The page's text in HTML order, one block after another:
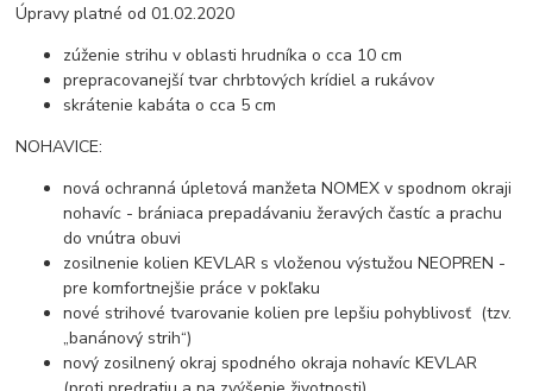
Úpravy platné od 01.02.2020
zúženie strihu v oblasti hrudníka o cca 10 cm
prepracovanejší tvar chrbtových krídiel a rukávov
skrátenie kabáta o cca 5 cm
NOHAVICE:
nová ochranná úpletová manžeta NOMEX v spodnom okraji
nohavíc - brániaca prepadávaniu žeravých častíc a prachu
do vnútra obuvi
zosilnenie kolien KEVLAR s vloženou výstužou NEOPREN -
pre komfortnejšie práce v pokľaku
nové strihové tvarovanie kolien pre lepšiu pohyblivosť (tzv.
„banánový strih“)
nový zosilnený okraj spodného okraja nohavíc KEVLAR